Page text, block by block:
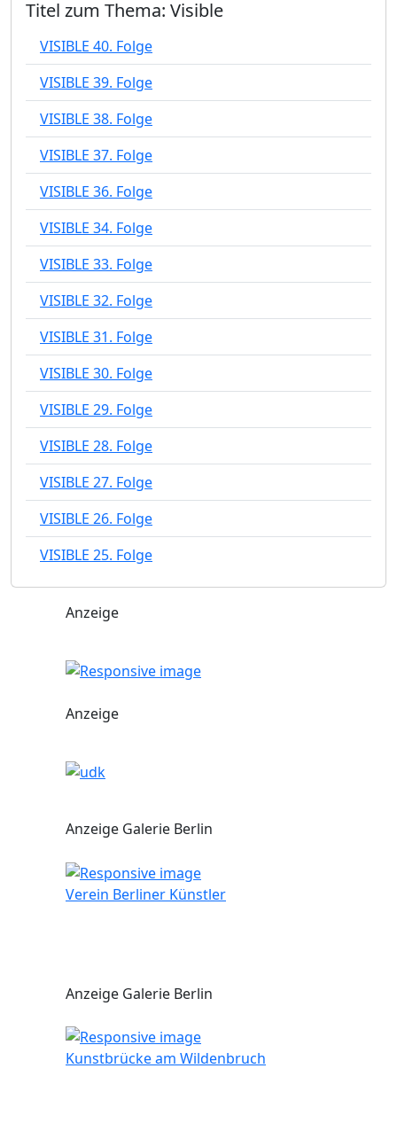
Titel zum Thema: Visible
VISIBLE 40. Folge
VISIBLE 39. Folge
VISIBLE 38. Folge
VISIBLE 37. Folge
VISIBLE 36. Folge
VISIBLE 34. Folge
VISIBLE 33. Folge
VISIBLE 32. Folge
VISIBLE 31. Folge
VISIBLE 30. Folge
VISIBLE 29. Folge
VISIBLE 28. Folge
VISIBLE 27. Folge
VISIBLE 26. Folge
VISIBLE 25. Folge
Anzeige
Anzeige
Anzeige Galerie Berlin
Verein Berliner Künstler
Anzeige Galerie Berlin
Kunstbrücke am Wildenbruch